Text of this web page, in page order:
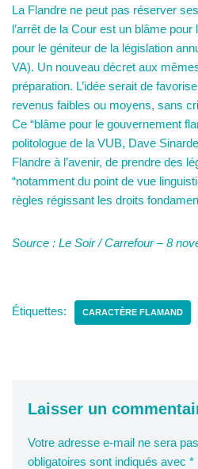
La Flandre ne peut pas réserver
l’arrêt de la Cour est un blâme
pour le géniteur de la législation
VA). Un nouveau décret aux
préparation. L’idée serait de
revenus faibles ou moyens, sans
Ce “blâme pour le gouvernement
politologue de la VUB, Dave
Flandre à l’avenir, de prendre des
“notamment du point de vue
règles régissant les droits
Source : Le Soir / Carrefour – 8
Étiquettes: CARACTÈRE FLAMAND
Laisser un
Votre adresse e-mail ne sera
obligatoires sont indiqués avec *